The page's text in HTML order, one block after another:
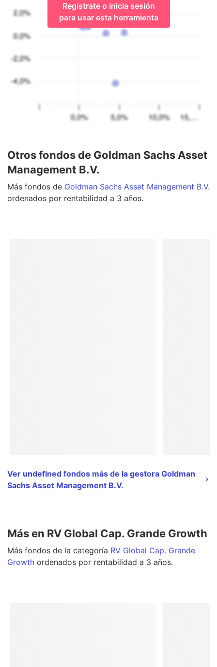
Regístrate o inicia sesión
para usar esta herramienta
Otros fondos de Goldman Sachs Asset
Management B.V.
Más fondos de Goldman Sachs Asset Management B.V.
ordenados por rentabilidad a 3 años.
Ver undefined fondos más de la gestora Goldman
Sachs Asset Management B.V.
Más en RV Global Cap. Grande Growth
Más fondos de la categoría RV Global Cap. Grande
Growth ordenados por rentabilidad a 3 años.